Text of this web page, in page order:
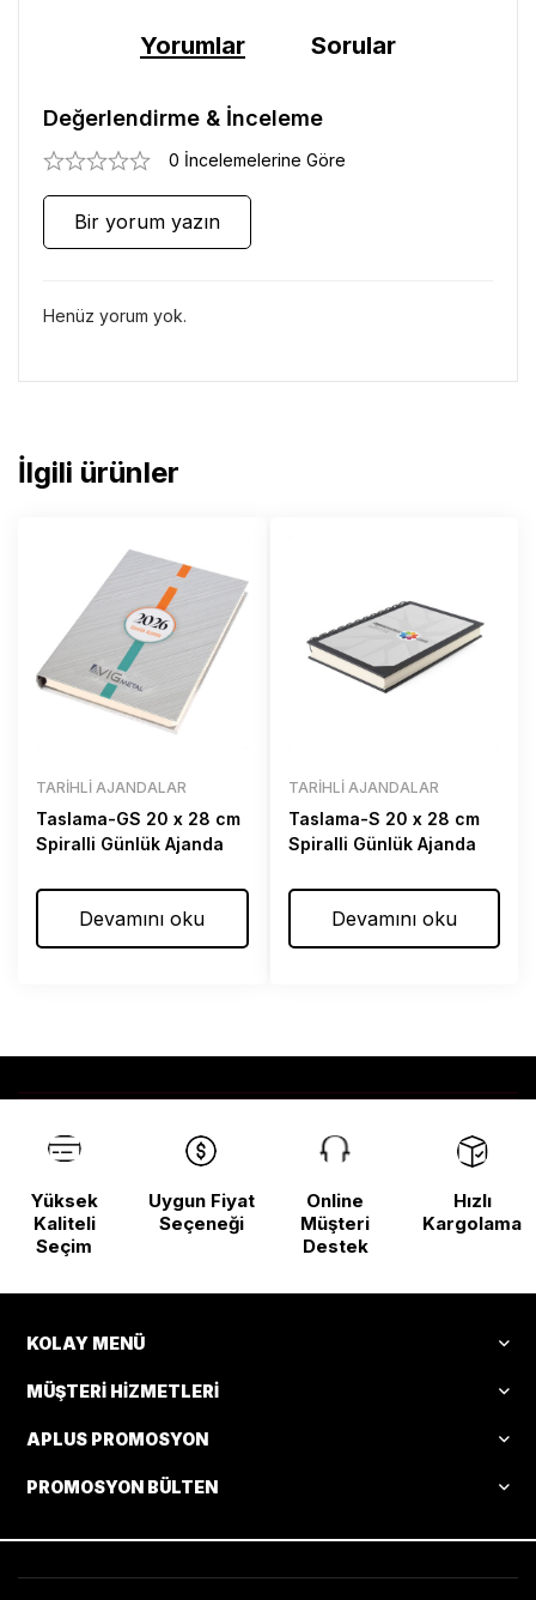
Yorumlar Sorular
Değerlendirme & İnceleme
0 İncelemelerine Göre
Bir yorum yazın
Henüz yorum yok.
İlgili ürünler
TARIHLI AJANDALAR
Taslama-GS 20 x 28 cm
Spiralli Günlük Ajanda
Devamını oku
TARIHLI AJANDALAR
Taslama-S 20 x 28 cm
Spiralli Günlük Ajanda
Devamını oku
Yüksek
Kaliteli
Seçim
Uygun Fiyat
Seçeneği
Online
Müşteri
Destek
Hızlı
Kargolama
KOLAY MENÜ
MÜŞTERI HIZMETLERI
APLUS PROMOSYON
PROMOSYON BÜLTEN